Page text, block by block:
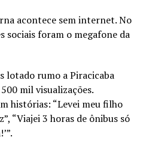
acontece sem internet. No
sociais foram o megafone da
lotado rumo a Piracicaba
mil visualizações.
histórias: “Levei meu filho
“Viajei 3 horas de ônibus só